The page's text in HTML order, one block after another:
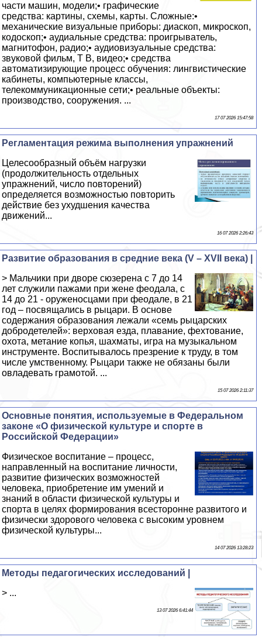
части машин, модели;• графические
средства: картины, схемы, карты. Сложные:•
механические визуальные приборы: диаскоп, микроскоп,
кодоскоп;• аудиальные средства: проигрыватель,
магнитофон, радио;• аудиовизуальные средства:
звуковой фильм, Т В, видео;• средства
автоматизирующие процесс обучения: лингвистические
кабинеты, компьютерные классы,
телекоммуникационные сети;• реальные объекты:
производство, сооружения. ...
17 07 2026 15:47:58
Регламентация режима выполнения упражнений
Целесообразный объём нагрузки
(продолжительность отдельных
упражнений, число повторений)
определяется возможностью повторить
действие без ухудшения качества
движений...
16 07 2026 2:26:43
Развитие образования в средние века (V – XVII века) |
> Мальчики при дворе сюзерена с 7 до 14
лет служили пажами при жене феодала, с
14 до 21 - оруженосцами при феодале, в 21
год – посвящались в рыцари. В основе
содержания образования лежали «семь рыцарских
добродетелей»: верховая езда, плавание, фехтование,
охота, метание копья, шахматы, игра на музыкальном
инструменте. Воспитывалось презрение к труду, в том
числе умственному. Рыцари также не обязаны были
овладевать грамотой. ...
15 07 2026 2:11:37
Основные понятия, используемые в Федеральном
законе «О физической культуре и спорте в
Российской Федерации»
Физическое воспитание – процесс,
направленный на воспитание личности,
развитие физических возможностей
человека, приобретение им умений и
знаний в области физической культуры и
спорта в целях формирования всесторонне развитого и
физически здорового человека с высоким уровнем
физической культуры...
14 07 2026 13:28:23
Методы педагогических исследований |
> ...
13 07 2026 6:41:44